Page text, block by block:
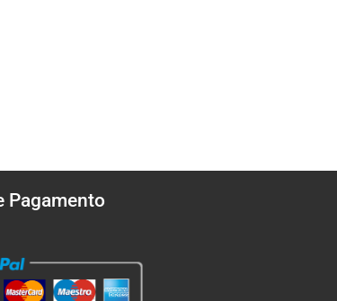
Pagamento